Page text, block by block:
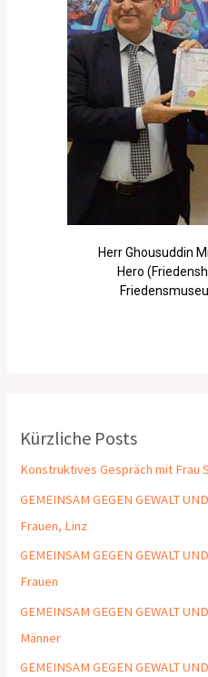
Herr Ghousuddin
Hero
Kürzliche Posts
Konstruktives Gespräch mit Frau
GEMEINSAM GEGEN GEWALT
Frauen, Linz
GEMEINSAM GEGEN GEWALT
Frauen
GEMEINSAM GEGEN GEWALT
Männer
GEMEINSAM GEGEN GEWALT